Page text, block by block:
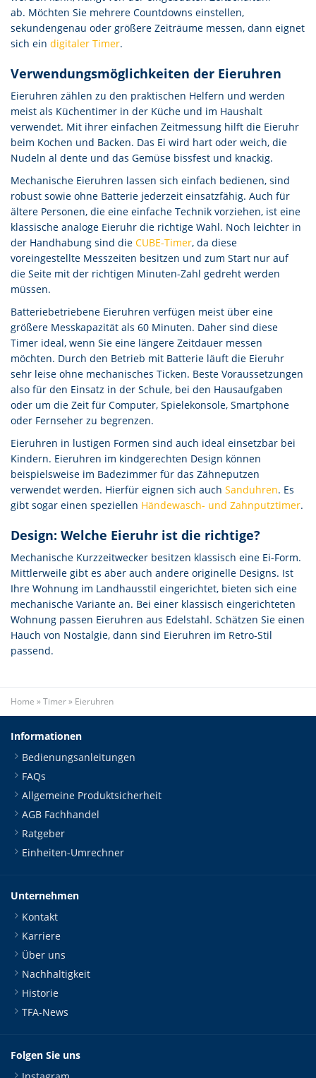
ab. Möchten Sie mehrere Countdowns einstellen,
sekundengenau oder größere Zeiträume messen, dann eignet
sich ein digitaler Timer.
Verwendungsmöglichkeiten der Eieruhren
Eieruhren zählen zu den praktischen Helfern und werden
meist als Küchentimer in der Küche und im Haushalt
verwendet. Mit ihrer einfachen Zeitmessung hilft die Eieruhr
beim Kochen und Backen. Das Ei wird hart oder weich, die
Nudeln al dente und das Gemüse bissfest und knackig.
Mechanische Eieruhren lassen sich einfach bedienen, sind
robust sowie ohne Batterie jederzeit einsatzfähig. Auch für
ältere Personen, die eine einfache Technik vorziehen, ist eine
klassische analoge Eieruhr die richtige Wahl. Noch leichter in
der Handhabung sind die CUBE-Timer, da diese
voreingestellte Messzeiten besitzen und zum Start nur auf
die Seite mit der richtigen Minuten-Zahl gedreht werden
müssen.
Batteriebetriebene Eieruhren verfügen meist über eine
größere Messkapazität als 60 Minuten. Daher sind diese
Timer ideal, wenn Sie eine längere Zeitdauer messen
möchten. Durch den Betrieb mit Batterie läuft die Eieruhr
sehr leise ohne mechanisches Ticken. Beste Voraussetzungen
also für den Einsatz in der Schule, bei den Hausaufgaben
oder um die Zeit für Computer, Spielekonsole, Smartphone
oder Fernseher zu begrenzen.
Eieruhren in lustigen Formen sind auch ideal einsetzbar bei
Kindern. Eieruhren im kindgerechten Design können
beispielsweise im Badezimmer für das Zähneputzen
verwendet werden. Hierfür eignen sich auch Sanduhren. Es
gibt sogar einen speziellen Händewasch- und Zahnputztimer.
Design: Welche Eieruhr ist die richtige?
Mechanische Kurzzeitwecker besitzen klassisch eine Ei-Form.
Mittlerweile gibt es aber auch andere originelle Designs. Ist
Ihre Wohnung im Landhausstil eingerichtet, bieten sich eine
mechanische Variante an. Bei einer klassisch eingerichteten
Wohnung passen Eieruhren aus Edelstahl. Schätzen Sie einen
Hauch von Nostalgie, dann sind Eieruhren im Retro-Stil
passend.
Home »Timer» Eieruhren
Informationen
Bedienungsanleitungen
FAQs
Allgemeine Produktsicherheit
AGB Fachhandel
Ratgeber
Einheiten-Umrechner
Unternehmen
Kontakt
Karriere
Über uns
Nachhaltigkeit
Historie
TFA-News
Folgen Sie uns